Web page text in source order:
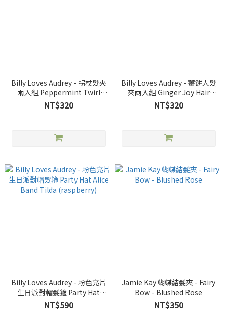
Billy Loves Audrey - 拐杖髮夾
兩入組 Peppermint Twirl
Hair Snap Set (cherry swirl)
NT$320
Billy Loves Audrey - 薑餅人髮
夾兩入組 Ginger Joy Hair
Snap Set (spiced honey)
NT$320
Billy Loves Audrey - 粉色亮片
生日派對帽髮箍 Party Hat
Alice Band Tilda (raspberry)
NT$590
Jamie Kay 蝴蝶結髮夾 - Fairy
Bow - Blushed Rose
NT$350